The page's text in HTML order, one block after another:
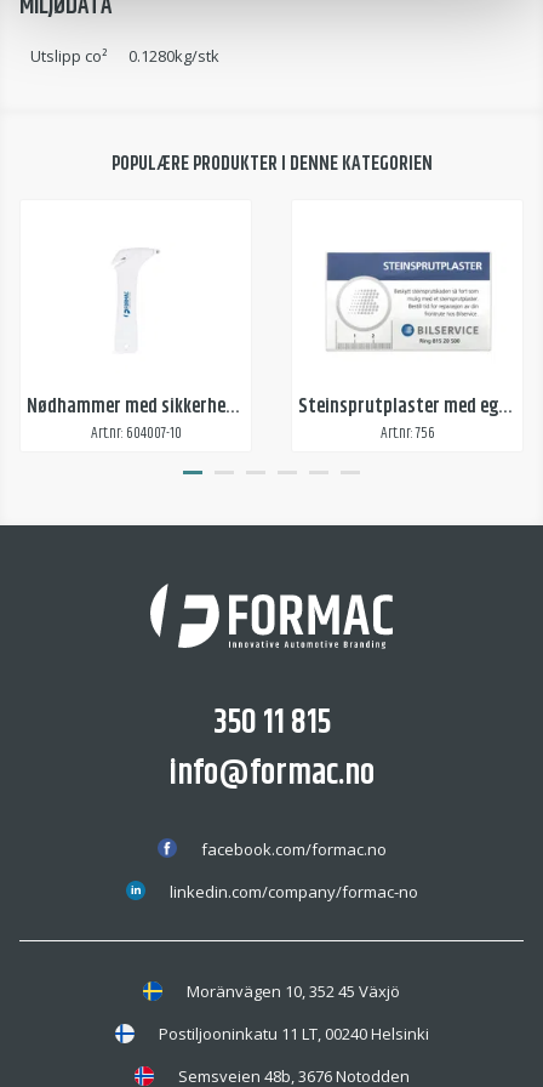
Utslipp co² 0.1280kg/stk
POPULÆRE PRODUKTER I DENNE KATEGORIEN
Nødhammer med sikkerhetsbeltekutter, 1-farget trykk
Art.nr: 604007-10
Steinsprutplaster med eget trykk
Art.nr: 756
350 11 815
info@formac.no
facebook.com/formac.no
linkedin.com/company/formac-no
Moränvägen 10, 352 45 Växjö
Postiljooninkatu 11 LT, 00240 Helsinki
Semsveien 48b, 3676 Notodden